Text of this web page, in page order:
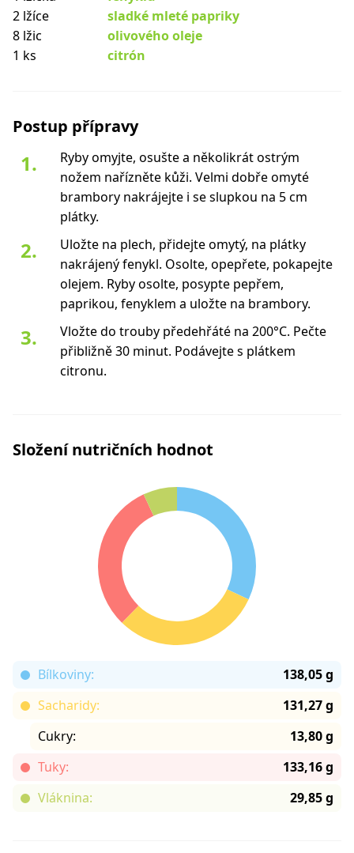
2 lžíce
sladké mleté papriky
8 lžic
olivového oleje
1 ks
citrón
Postup přípravy
Ryby omyjte, osušte a několikrát ostrým
nožem nařízněte kůži. Velmi dobře omyté
brambory nakrájejte i se slupkou na 5 cm
plátky.
Uložte na plech, přidejte omytý, na plátky
nakrájený fenykl. Osolte, opepřete, pokapejte
olejem. Ryby osolte, posypte pepřem,
paprikou, fenyklem a uložte na brambory.
Vložte do trouby předehřáté na 200°C. Pečte
přibližně 30 minut. Podávejte s plátkem
citronu.
Složení nutričních hodnot
Bílkoviny:
138,05 g
Sacharidy:
131,27 g
Cukry:
13,80 g
Tuky:
133,16 g
Vláknina:
29,85 g